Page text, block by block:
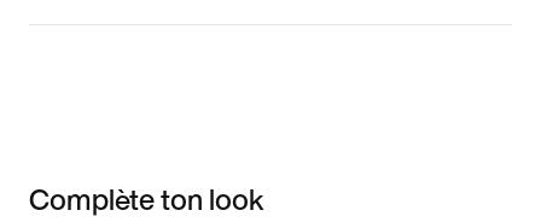
Complète ton look